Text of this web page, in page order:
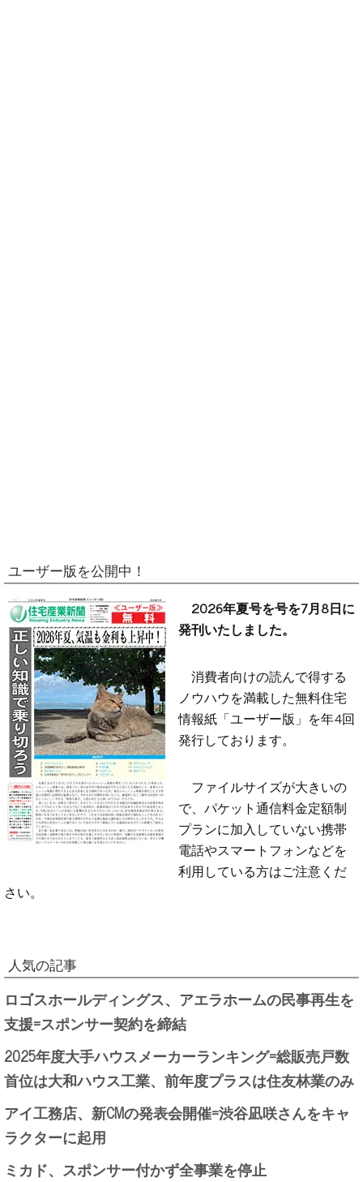
ユーザー版を公開中！
2026年夏号を号を7月8日に
発刊いたしました。
消費者向けの読んで得する
ノウハウを満載した無料住宅
情報紙「ユーザー版」を年4回
発行しております。
ファイルサイズが大きいの
で、パケット通信料金定額制
プランに加入していない携帯
電話やスマートフォンなどを
利用している方はご注意くだ
さい。
人気の記事
ロゴスホールディングス、アエラホームの民事再生を
支援=スポンサー契約を締結
2025年度大手ハウスメーカーランキング=総販売戸数
首位は大和ハウス工業、前年度プラスは住友林業のみ
アイ工務店、新CMの発表会開催=渋谷凪咲さんをキャ
ラクターに起用
ミカド、スポンサー付かず全事業を停止